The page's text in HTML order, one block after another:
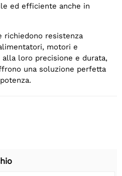
ed efficiente anche in
richiedono resistenza
motori e
loro precisione e durata,
una soluzione perfetta